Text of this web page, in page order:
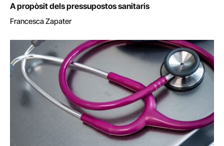
A propòsit dels pressupostos sanitaris
Francesca Zapater